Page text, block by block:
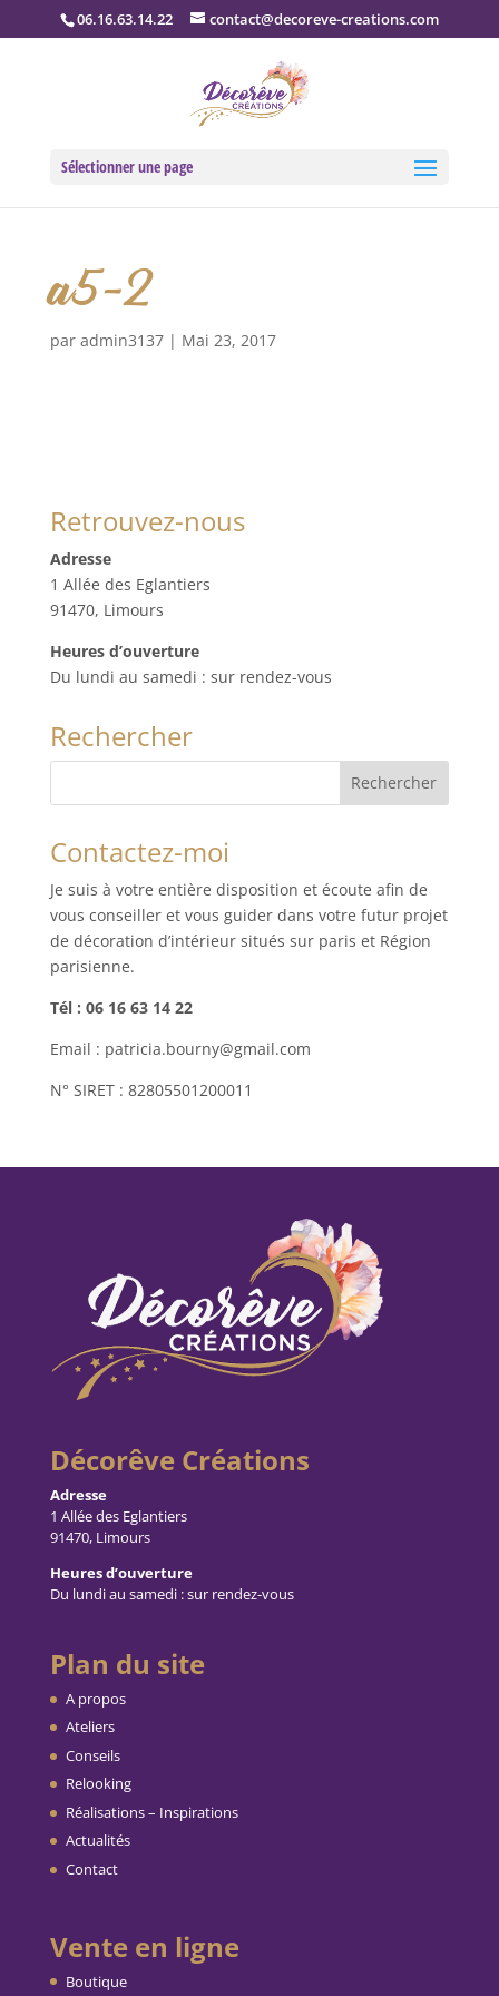
06.16.63.14.22 contact@decoreve-creations.com
Sélectionner une page
a5-2
par admin3137| Mai 23, 2017
Retrouvez-nous
Adresse
1 Allée des Eglantiers
91470, Limours
Heures d’ouverture
Du lundi au samedi : sur rendez-vous
Rechercher
Contactez-moi
Je suis à votre entière disposition et écoute afin de
vous conseiller et vous guider dans votre futur projet
de décoration d’intérieur situés sur paris et Région
parisienne.
Tél : 06 16 63 14 22
Email : patricia.bourny@gmail.com
N° SIRET : 82805501200011
Décorêve Créations
Adresse
1 Allée des Eglantiers
91470, Limours
Heures d’ouverture
Du lundi au samedi : sur rendez-vous
Plan du site
A propos
Ateliers
Conseils
Relooking
Réalisations – Inspirations
Actualités
Contact
Vente en ligne
Boutique